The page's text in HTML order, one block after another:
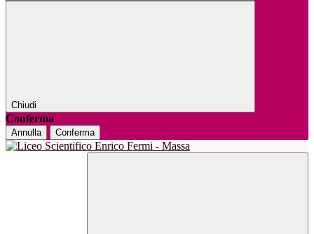
Chiudi
Conferma
Annulla Conferma